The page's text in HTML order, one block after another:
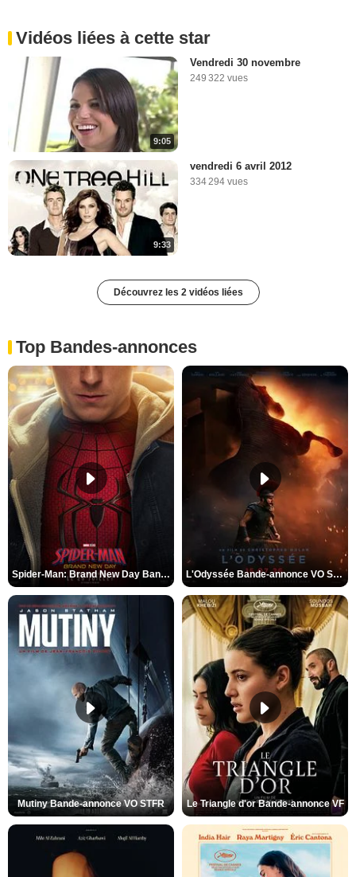
Vidéos liées à cette star
9:05
Vendredi 30 novembre
249 322 vues
9:33
vendredi 6 avril 2012
334 294 vues
Découvrez les 2 vidéos liées
Top Bandes-annonces
Spider-Man: Brand New Day Bande-annonce VO STFR L'Odyssée Bande-annonce VO STFR
Mutiny Bande-annonce VO STFR Le Triangle d'or Bande-annonce VF